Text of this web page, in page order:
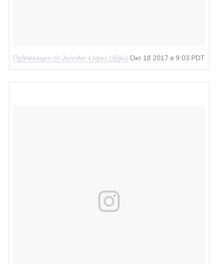
Публикация от Jennifer Lopez (@jlo) Окт 18 2017 в 9:03 PDT